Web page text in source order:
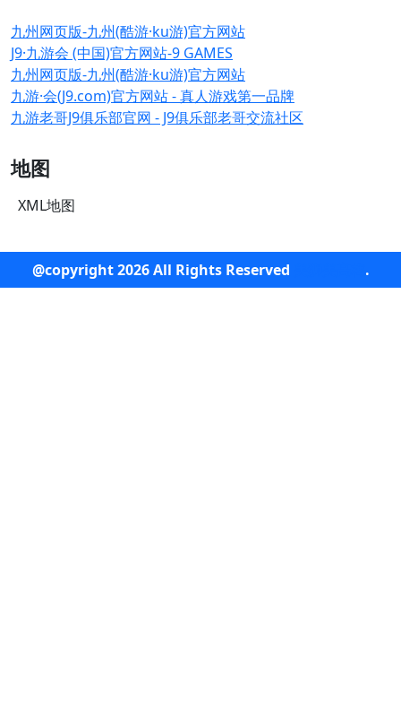
九州网页版-九州(酷游·ku游)官方网站
J9·九游会 (中国)官方网站-9 GAMES
九州网页版-九州(酷游·ku游)官方网站
九游·会(J9.com)官方网站 - 真人游戏第一品牌
九游老哥J9俱乐部官网 - J9俱乐部老哥交流社区
地图
XML地图
@copyright 2026 All Rights Reserved .